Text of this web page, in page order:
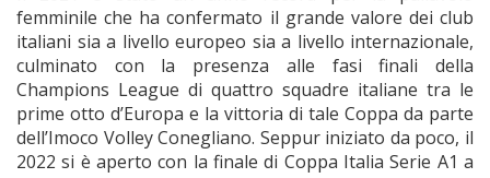
femminile che ha confermato il grande valore dei club
italiani sia a livello europeo sia a livello internazionale,
culminato con la presenza alle fasi finali della
Champions League di quattro squadre italiane tra le
prime otto d’Europa e la vittoria di tale Coppa da parte
dell’Imoco Volley Conegliano. Seppur iniziato da poco, il
2022 si è aperto con la finale di Coppa Italia Serie A1 a